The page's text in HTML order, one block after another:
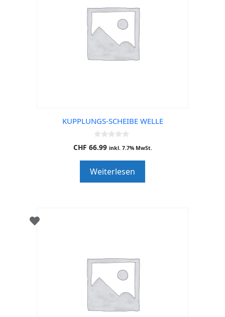
KUPPLUNGS-SCHEIBE WELLE
0
o
o
f
5
CHF 66.99 inkl. 7.7% MwSt.
Weiterlesen